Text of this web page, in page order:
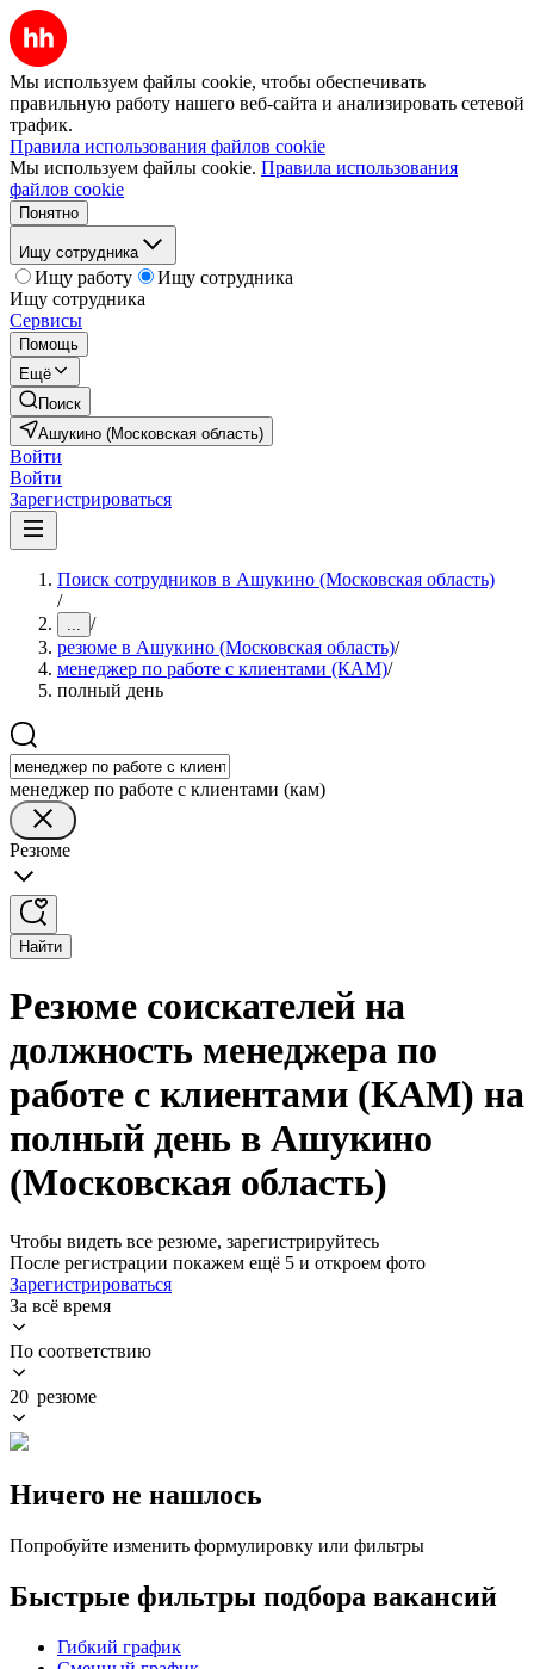
Мы используем файлы cookie, чтобы обеспечивать
правильную работу нашего веб-сайта и анализировать сетевой
трафик.
Правила использования файлов cookie
Мы используем файлы cookie. Правила использования
файлов cookie
Понятно
Ищу сотрудника
Ищу работу
Ищу сотрудника
Ищу сотрудника
Сервисы
Помощь
Ещё
Поиск
Ашукино (Московская область)
Войти
Войти
Зарегистрироваться
Поиск сотрудников в Ашукино (Московская область)
/
... /
резюме в Ашукино (Московская область)/
менеджер по работе с клиентами (КАМ)/
полный день
менеджер по работе с клиентами (кам)
Резюме
Найти
Резюме соискателей на
должность менеджера по
работе с клиентами (КАМ) на
полный день в Ашукино
(Московская область)
Чтобы видеть все резюме, зарегистрируйтесь
После регистрации покажем ещё 5 и откроем фото
Зарегистрироваться
За всё время
По соответствию
20 резюме
Ничего не нашлось
Попробуйте изменить формулировку или фильтры
Быстрые фильтры подбора вакансий
Гибкий график